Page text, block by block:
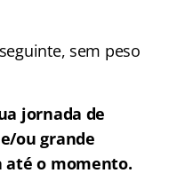
sem peso
jornada de
ou grande
o momento.